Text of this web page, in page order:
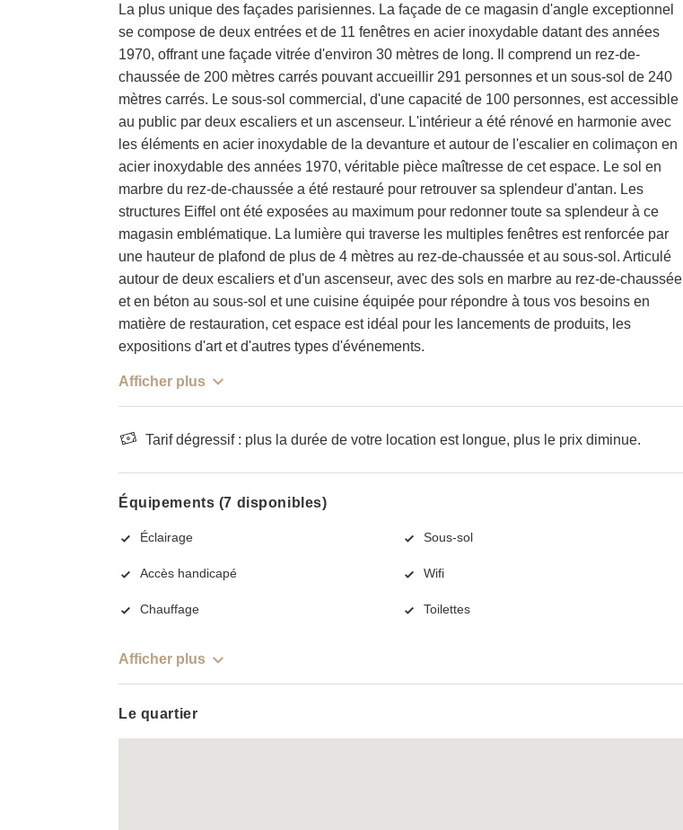
La plus unique des façades parisiennes. La façade de ce magasin d'angle exceptionnel
se compose de deux entrées et de 11 fenêtres en acier inoxydable datant des années
1970, offrant une façade vitrée d'environ 30 mètres de long. Il comprend un rez-de-
chaussée de 200 mètres carrés pouvant accueillir 291 personnes et un sous-sol de 240
mètres carrés. Le sous-sol commercial, d'une capacité de 100 personnes, est accessible
au public par deux escaliers et un ascenseur. L'intérieur a été rénové en harmonie avec
les éléments en acier inoxydable de la devanture et autour de l'escalier en colimaçon en
acier inoxydable des années 1970, véritable pièce maîtresse de cet espace. Le sol en
marbre du rez-de-chaussée a été restauré pour retrouver sa splendeur d'antan. Les
structures Eiffel ont été exposées au maximum pour redonner toute sa splendeur à ce
magasin emblématique. La lumière qui traverse les multiples fenêtres est renforcée par
une hauteur de plafond de plus de 4 mètres au rez-de-chaussée et au sous-sol. Articulé
autour de deux escaliers et d'un ascenseur, avec des sols en marbre au rez-de-chaussée
et en béton au sous-sol et une cuisine équipée pour répondre à tous vos besoins en
matière de restauration, cet espace est idéal pour les lancements de produits, les
expositions d'art et d'autres types d'événements.
Afficher plus
Tarif dégressif : plus la durée de votre location est longue, plus le prix diminue.
Équipements (7 disponibles)
Éclairage Sous-sol
Accès handicapé Wifi
Chauffage Toilettes
Afficher plus
Le quartier